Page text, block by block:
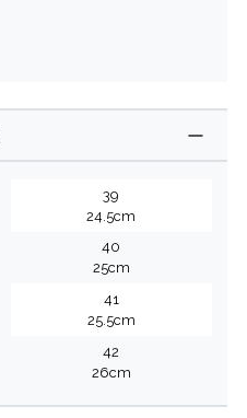
39
24.5cm
40
25cm
41
25.5cm
42
26cm